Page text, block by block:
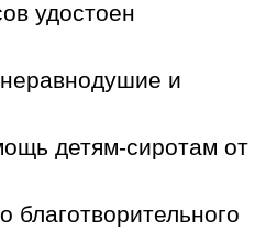
удостоен
и
детям-сиротам от
благотворительного